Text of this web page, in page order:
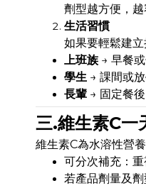
劑型越方便，
生活習慣
如果要輕鬆建
上班族 → 早餐
學生 → 課間或
長輩 → 固定餐後
三.維生素C一
維生素C為水溶性營
可分次補充：
若產品劑量及